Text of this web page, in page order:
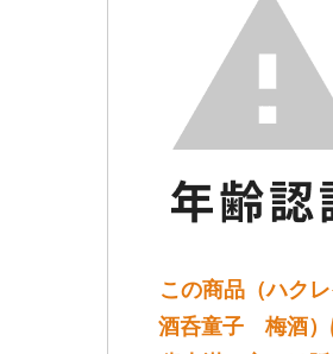
この商品（ハク
酒呑童子 梅酒）